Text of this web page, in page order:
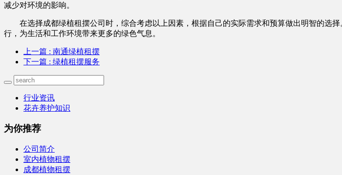
减少对环境的影响。
在选择成都绿植租摆公司时，综合考虑以上因素，根据自己的实际需求和预算做出明智的选
行，为生活和工作环境带来更多的绿色气息。
上一篇 : 南通绿植租摆
下一篇 : 绿植租摆服务
行业资讯
花卉养护知识
为你推荐
公司简介
室内植物租摆
成都植物租摆